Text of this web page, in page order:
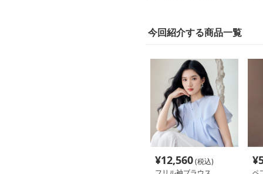
今回紹介する商品一覧
¥12,560(税込)
¥